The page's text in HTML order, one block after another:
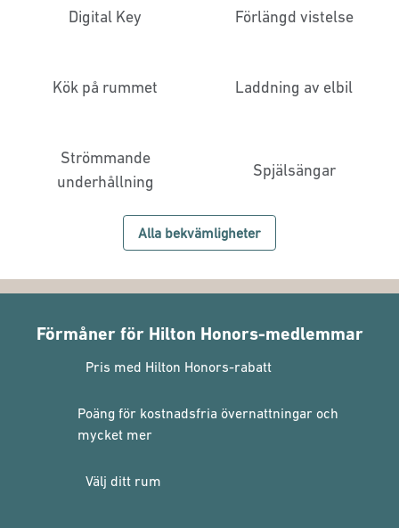
Digital Key Förlängd vistelse
Kök på rummet Laddning av elbil
Strömmande
underhållning
Spjälsängar
Alla bekvämligheter
Förmåner för Hilton Honors-medlemmar
Pris med Hilton Honors-rabatt
Poäng för kostnadsfria övernattningar och
mycket mer
Välj ditt rum